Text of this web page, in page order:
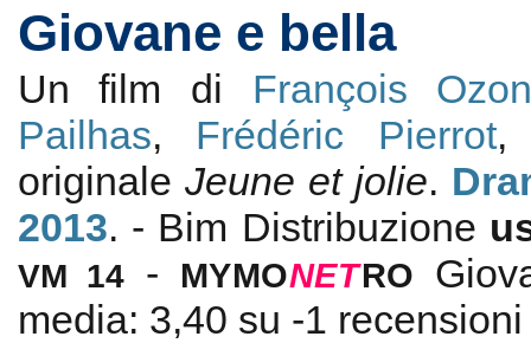
Giovane e bella
Un film di François
Pailhas, Frédéric Pierrot
originale Jeune et jolie.
2013. - Bim Distribuzione
VM 14 - MYMONETRO
media: 3,40 su -1